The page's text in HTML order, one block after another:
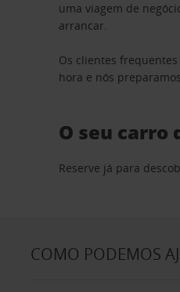
uma viagem de
arrancar.
Os clientes
hora e nós
O seu carro
Reserve já para
COMO PODEMOS